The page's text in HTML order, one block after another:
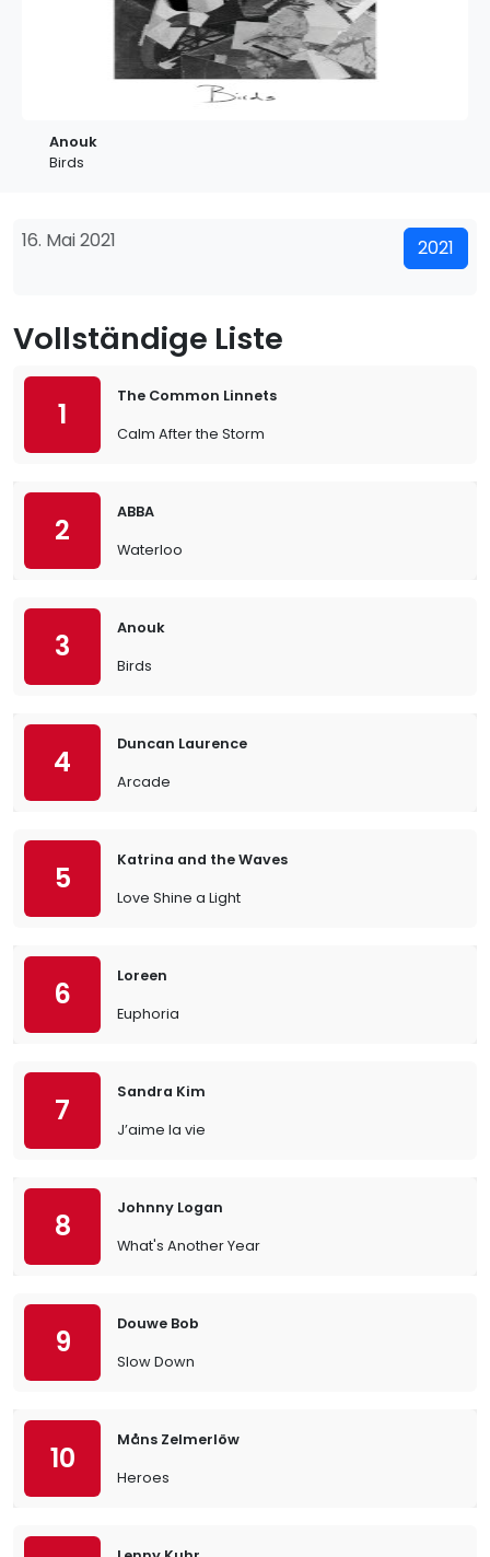
Anouk
Birds
16. Mai 2021 2021
Vollständige Liste
1
The Common Linnets
Calm After the Storm
2
ABBA
Waterloo
3
Anouk
Birds
4
Duncan Laurence
Arcade
5
Katrina and the Waves
Love Shine a Light
6
Loreen
Euphoria
7
Sandra Kim
J’aime la vie
8
Johnny Logan
What's Another Year
9
Douwe Bob
Slow Down
10
Måns Zelmerlöw
Heroes